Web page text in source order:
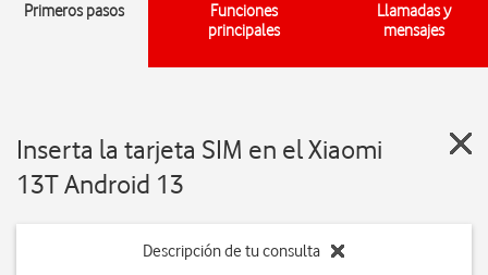
Primeros pasos
Funciones
principales
Llamadas y
mensajes
Inserta la tarjeta SIM en el Xiaomi
13T Android 13
Descripción de tu consulta